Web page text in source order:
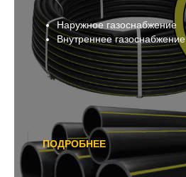
Наружное газоснабжение
Внутреннее газоснабжение
ПОДРОБНЕЕ